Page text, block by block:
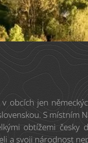
obcích jen
S místním
obtížemi česky
a svoji národnost